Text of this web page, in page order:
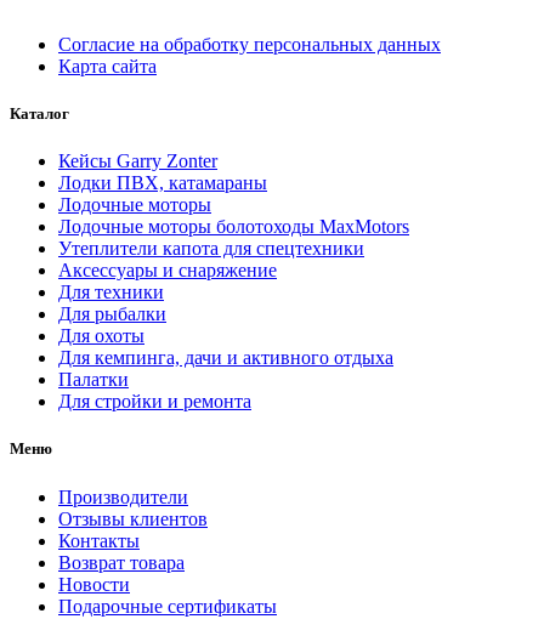
Согласие на обработку персональных данных
Карта сайта
Каталог
Кейсы Garry Zonter
Лодки ПВХ, катамараны
Лодочные моторы
Лодочные моторы болотоходы MaxMotors
Утеплители капота для спецтехники
Аксесcуары и снаряжение
Для техники
Для рыбалки
Для охоты
Для кемпинга, дачи и активного отдыха
Палатки
Для стройки и ремонта
Меню
Производители
Отзывы клиентов
Контакты
Возврат товара
Новости
Подарочные сертификаты